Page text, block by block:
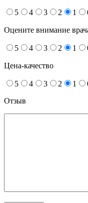
5 4 3 2 1
Оцените внимание
5 4 3 2 1
Цена-качество
5 4 3 2 1
Отзыв